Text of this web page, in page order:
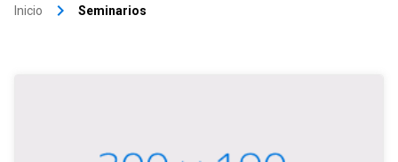
Inicio keyboard_arrow_right Seminarios